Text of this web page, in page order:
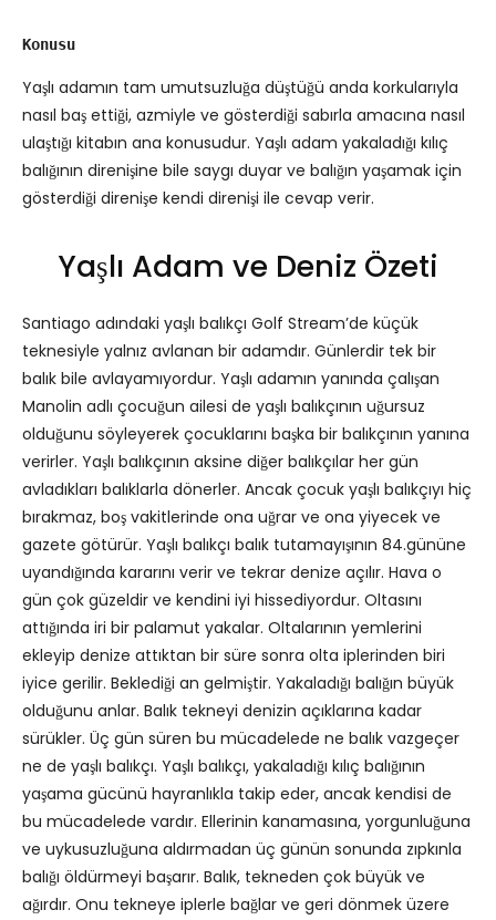
Konusu
Yaşlı adamın tam umutsuzluğa düştüğü anda korkularıyla
nasıl baş ettiği, azmiyle ve gösterdiği sabırla amacına nasıl
ulaştığı kitabın ana konusudur. Yaşlı adam yakaladığı kılıç
balığının direnişine bile saygı duyar ve balığın yaşamak için
gösterdiği direnişe kendi direnişi ile cevap verir.
Yaşlı Adam ve Deniz Özeti
Santiago adındaki yaşlı balıkçı Golf Stream’de küçük
teknesiyle yalnız avlanan bir adamdır. Günlerdir tek bir
balık bile avlayamıyordur. Yaşlı adamın yanında çalışan
Manolin adlı çocuğun ailesi de yaşlı balıkçının uğursuz
olduğunu söyleyerek çocuklarını başka bir balıkçının yanına
verirler. Yaşlı balıkçının aksine diğer balıkçılar her gün
avladıkları balıklarla dönerler. Ancak çocuk yaşlı balıkçıyı hiç
bırakmaz, boş vakitlerinde ona uğrar ve ona yiyecek ve
gazete götürür. Yaşlı balıkçı balık tutamayışının 84.gününe
uyandığında kararını verir ve tekrar denize açılır. Hava o
gün çok güzeldir ve kendini iyi hissediyordur. Oltasını
attığında iri bir palamut yakalar. Oltalarının yemlerini
ekleyip denize attıktan bir süre sonra olta iplerinden biri
iyice gerilir. Beklediği an gelmiştir. Yakaladığı balığın büyük
olduğunu anlar. Balık tekneyi denizin açıklarına kadar
sürükler. Üç gün süren bu mücadelede ne balık vazgeçer
ne de yaşlı balıkçı. Yaşlı balıkçı, yakaladığı kılıç balığının
yaşama gücünü hayranlıkla takip eder, ancak kendisi de
bu mücadelede vardır. Ellerinin kanamasına, yorgunluğuna
ve uykusuzluğuna aldırmadan üç günün sonunda zıpkınla
balığı öldürmeyi başarır. Balık, tekneden çok büyük ve
ağırdır. Onu tekneye iplerle bağlar ve geri dönmek üzere